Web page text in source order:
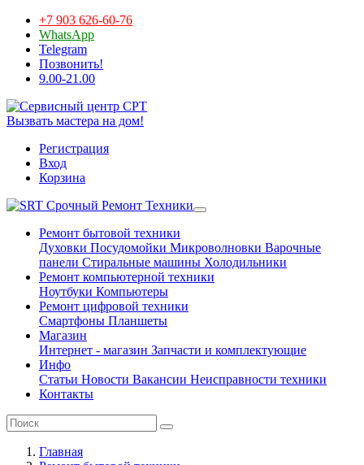
+7 903 626-60-76
WhatsApp
Telegram
Позвонить!
9.00-21.00
Вызвать мастера на дом!
Регистрация
Вход
Корзина
Срочный Ремонт Техники
Ремонт бытовой техники
Духовки Посудомойки Микроволновки Варочные
панели Стиральные машины Холодильники
Ремонт компьютерной техники
Ноутбуки Компьютеры
Ремонт цифровой техники
Смартфоны Планшеты
Магазин
Интернет - магазин Запчасти и комплектующие
Инфо
Статьи Новости Вакансии Неисправности техники
Контакты
Главная